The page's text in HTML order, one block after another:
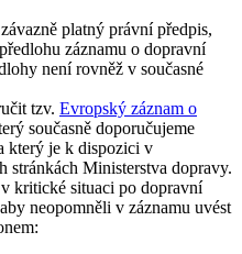
platný právní předpis,
záznamu o dopravní
není rovněž v současné
tzv. Evropský záznam o
současně doporučujeme
který je k dispozici v
stránkách Ministerstva dopravy.
kritické situaci po dopravní
neopomněli v záznamu uvést